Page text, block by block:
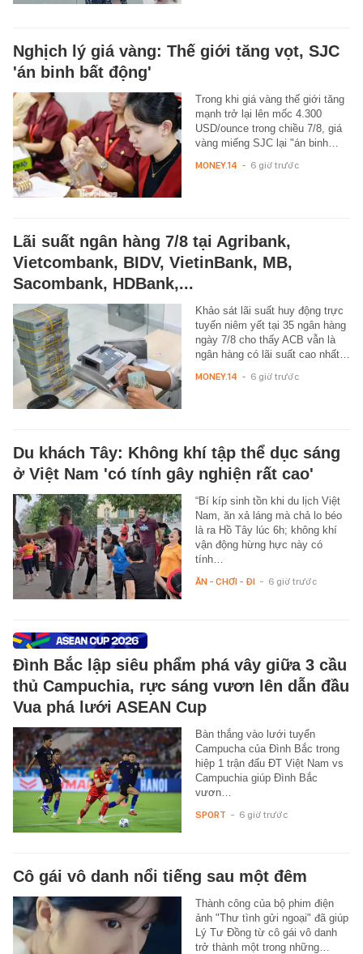
Nghịch lý giá vàng: Thế giới tăng vọt, SJC
'án binh bất động'
Trong khi giá vàng thế giới tăng
mạnh trở lại lên mốc 4.300
USD/ounce trong chiều 7/8, giá
vàng miếng SJC lại "án binh…
MONEY.14 - 6 giờ trước
Lãi suất ngân hàng 7/8 tại Agribank,
Vietcombank, BIDV, VietinBank, MB,
Sacombank, HDBank,...
Khảo sát lãi suất huy động trực
tuyến niêm yết tại 35 ngân hàng
ngày 7/8 cho thấy ACB vẫn là
ngân hàng có lãi suất cao nhất…
MONEY.14 - 6 giờ trước
Du khách Tây: Không khí tập thể dục sáng
ở Việt Nam 'có tính gây nghiện rất cao'
“Bí kíp sinh tồn khi du lịch Việt
Nam, ăn xả láng mà chả lo béo
là ra Hồ Tây lúc 6h; không khí
vận động hừng hực này có
tính…
ĂN - CHƠI - ĐI - 6 giờ trước
Đình Bắc lập siêu phẩm phá vây giữa 3 cầu
thủ Campuchia, rực sáng vươn lên dẫn đầu
Vua phá lưới ASEAN Cup
Bàn thắng vào lưới tuyển
Campucha của Đình Bắc trong
hiệp 1 trận đấu ĐT Việt Nam vs
Campuchia giúp Đình Bắc
vươn…
SPORT - 6 giờ trước
Cô gái vô danh nổi tiếng sau một đêm
Thành công của bộ phim điện
ảnh "Thư tình gửi ngoại" đã giúp
Lý Tư Đồng từ cô gái vô danh
trở thành một trong những…